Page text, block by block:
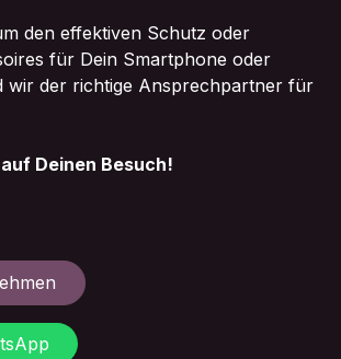
den effektiven Schutz oder
für Dein Smartphone oder
wir der richtige Ansprechpartner für
Deinen Besuch!